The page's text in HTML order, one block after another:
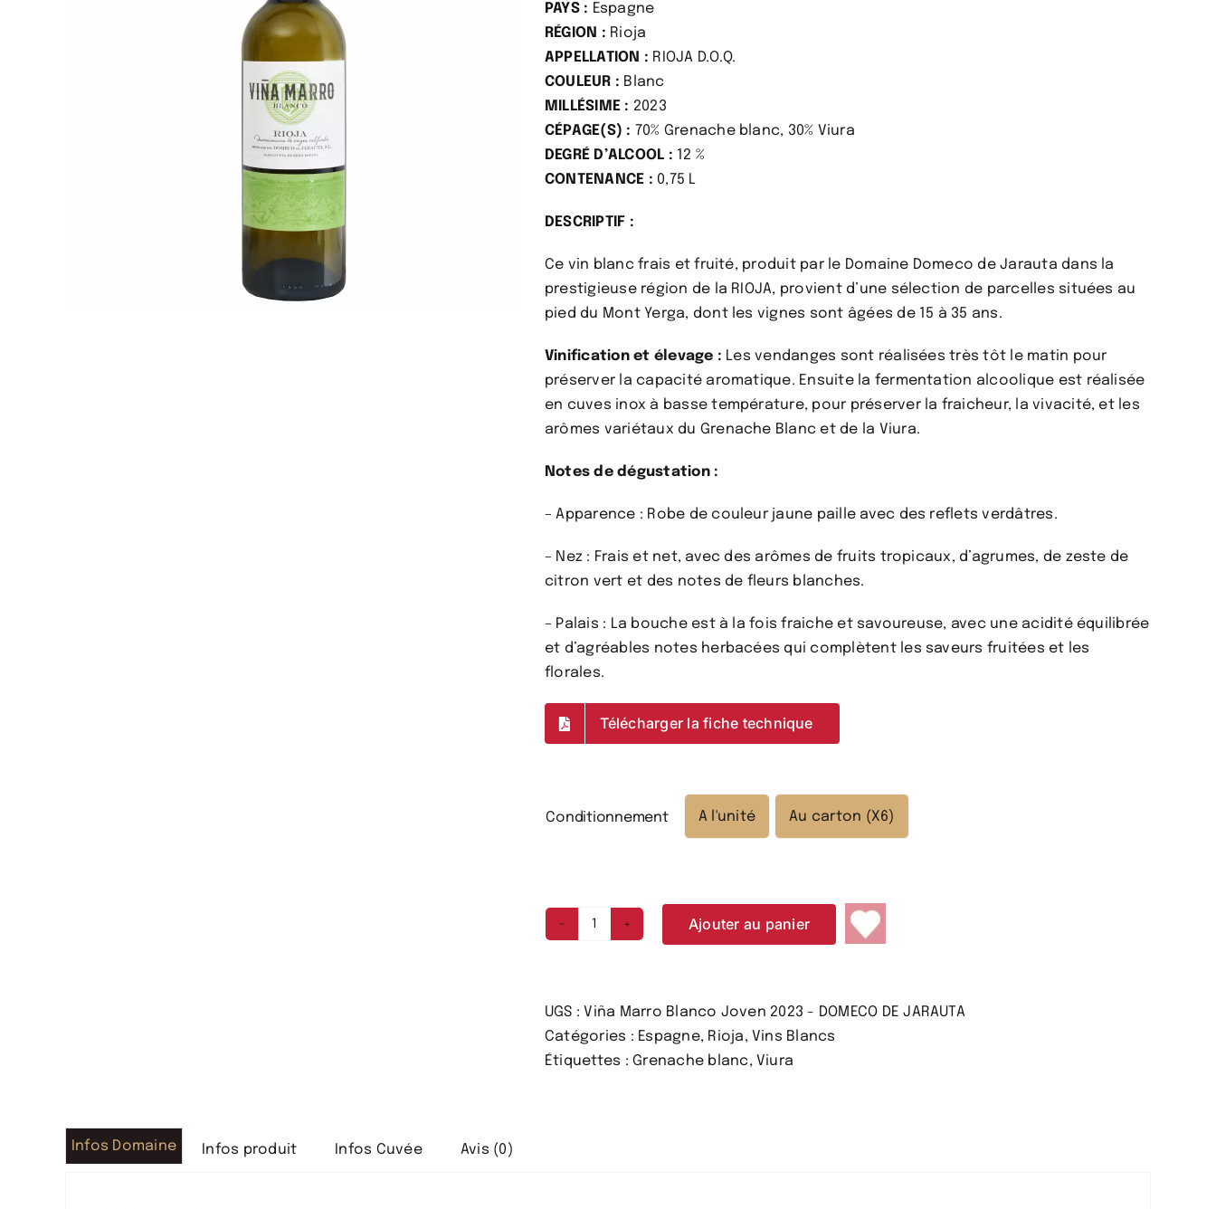
PAYS : Espagne
RÉGION : Rioja
APPELLATION : RIOJA D.O.Q.
COULEUR : Blanc
MILLÉSIME : 2023
CÉPAGE(S) : 70% Grenache blanc, 30% Viura
DEGRÉ D’ALCOOL : 12 %
CONTENANCE : 0,75 L
DESCRIPTIF :
Ce vin blanc frais et fruité, produit par le Domaine Domeco de Jarauta dans la
prestigieuse région de la RIOJA, provient d’une sélection de parcelles situées au
pied du Mont Yerga, dont les vignes sont âgées de 15 à 35 ans.
Vinification et élevage : Les vendanges sont réalisées très tôt le matin pour
préserver la capacité aromatique. Ensuite la fermentation alcoolique est réalisée
en cuves inox à basse température, pour préserver la fraicheur, la vivacité, et les
arômes variétaux du Grenache Blanc et de la Viura.
Notes de dégustation :
– Apparence : Robe de couleur jaune paille avec des reflets verdâtres.
– Nez : Frais et net, avec des arômes de fruits tropicaux, d’agrumes, de zeste de
citron vert et des notes de fleurs blanches.
– Palais : La bouche est à la fois fraiche et savoureuse, avec une acidité équilibrée
et d’agréables notes herbacées qui complètent les saveurs fruitées et les
florales.
Télécharger la fiche technique
Conditionnement
 A l'unité Au carton (X6)
quantité
Marro
Blanco
Joven
Ajouter au panier
UGS : Viña Marro Blanco Joven 2023 - DOMECO DE JARAUTA
Catégories : Espagne, Rioja, Vins Blancs
Étiquettes :Grenache blanc, Viura
Infos Domaine Infos produit Infos Cuvée Avis (0)